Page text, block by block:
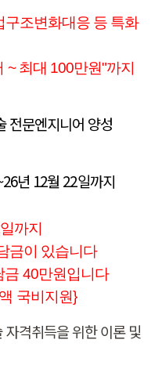
구조변화대응 등 특화
최대 100만원"까지
전문엔지니어 양성
년 12월 22일까지
까지
금이 있습니다
금 40만원입니다
국비지원}
격취득을 위한 이론 및